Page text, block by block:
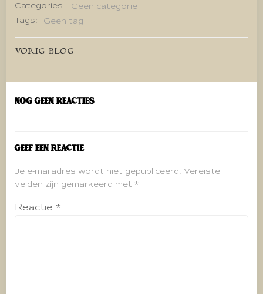
Categories:
Geen categorie
Tags:
Geen tag
Bericht
navigatie
VORIG BLOG
Nog geen reacties
Geef een reactie
Je e-mailadres wordt niet gepubliceerd. Vereiste
velden zijn gemarkeerd met *
Reactie *